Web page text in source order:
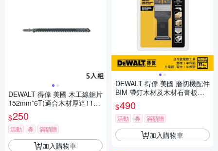
DEWALT 得偉 美國 木工線鋸片
152mm*6T(適合木材厚達116
mm之切割)(5片裝) (DT2169-Q
Z)
$250
活動 券 滿額贈
加入購物車
DEWALT 得偉 美國 磨切機配件
BIM 帶釘木材及木材石膏板及P
VC切割用刀片 (DWA4203)
$490
活動 券 滿額贈
加入購物車